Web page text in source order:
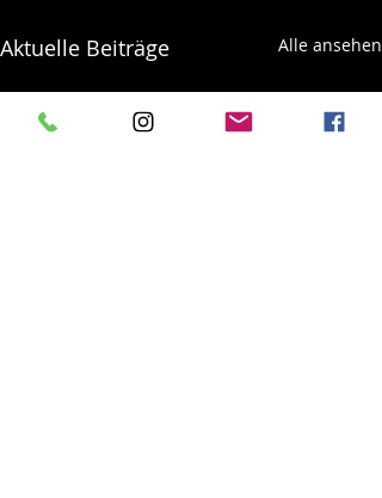
Aktuelle Beiträge Alle ansehen